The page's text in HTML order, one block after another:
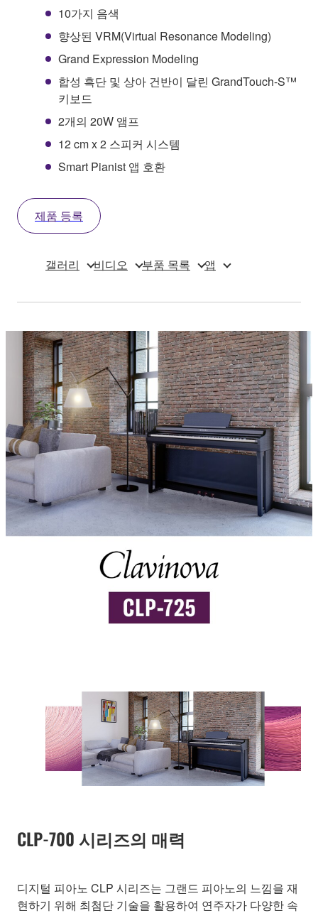
10가지 음색
향상된 VRM(Virtual Resonance Modeling)
Grand Expression Modeling
합성 흑단 및 상아 건반이 달린 GrandTouch-S™
키보드
2개의 20W 앰프
12 cm x 2 스피커 시스템
Smart Pianist 앱 호환
제품 등록
갤러리 비디오 부품 목록 앱
CLP-700 시리즈의 매력
디지털 피아노 CLP 시리즈는 그랜드 피아노의 느낌을 재
현하기 위해 최첨단 기술을 활용하여 연주자가 다양한 속